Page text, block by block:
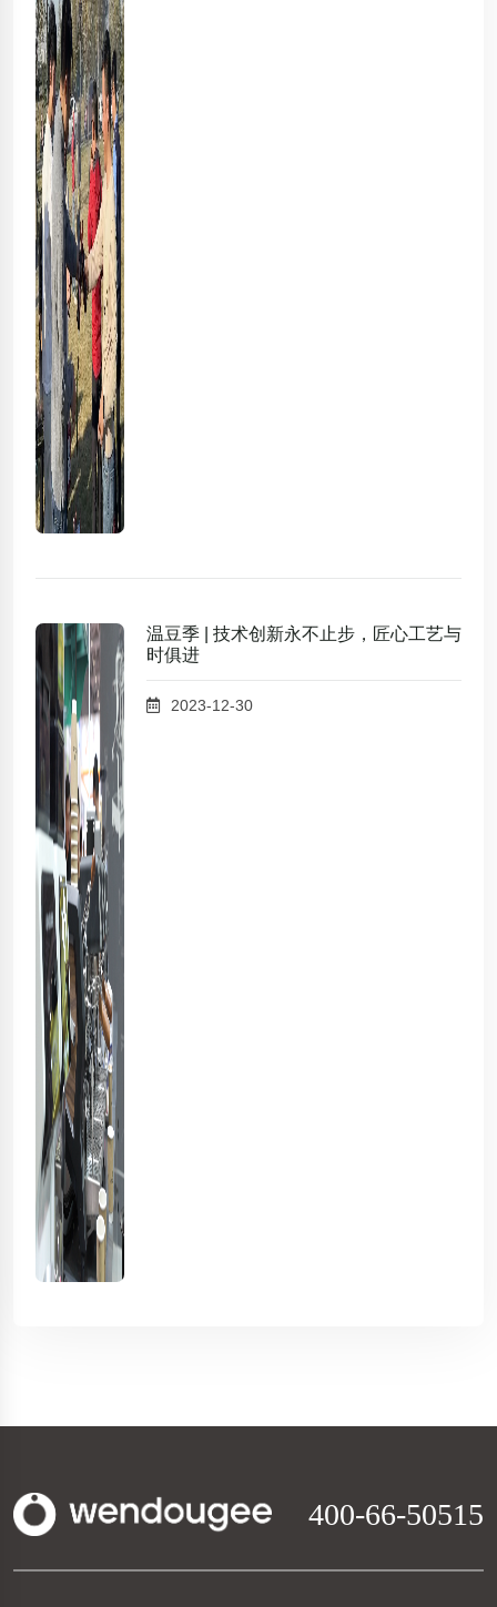
温豆季 | 技术创新永不止步，匠心工艺与
时俱进
2023-12-30
400-66-50515